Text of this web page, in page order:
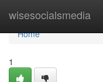
wisesocialsmedia
Home
Home
1